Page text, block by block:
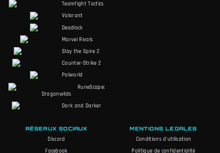
Teamfight Tactics
Valorant
Deadlock
Marvel Rivals
Slay the Spire 2
Counter-Strike 2
Palworld
RuneScape:
Dragonwilds
Dark and Darker
RÉSEAUX SOCIAUX
Discord
Facebook
MENTIONS LEGALES
Conditions d'utilisation
Politique de confidentialité